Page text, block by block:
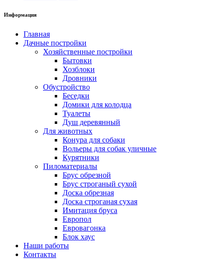
Информация
Главная
Дачные постройки
Хозяйственные постройки
Бытовки
Хозблоки
Дровники
Обустройство
Беседки
Домики для колодца
Туалеты
Душ деревянный
Для животных
Конура для собаки
Вольеры для собак уличные
Курятники
Пиломатериалы
Брус обрезной
Брус строганый сухой
Доска обрезная
Доска строганая сухая
Имитация бруса
Европол
Евровагонка
Блок хаус
Наши работы
Контакты